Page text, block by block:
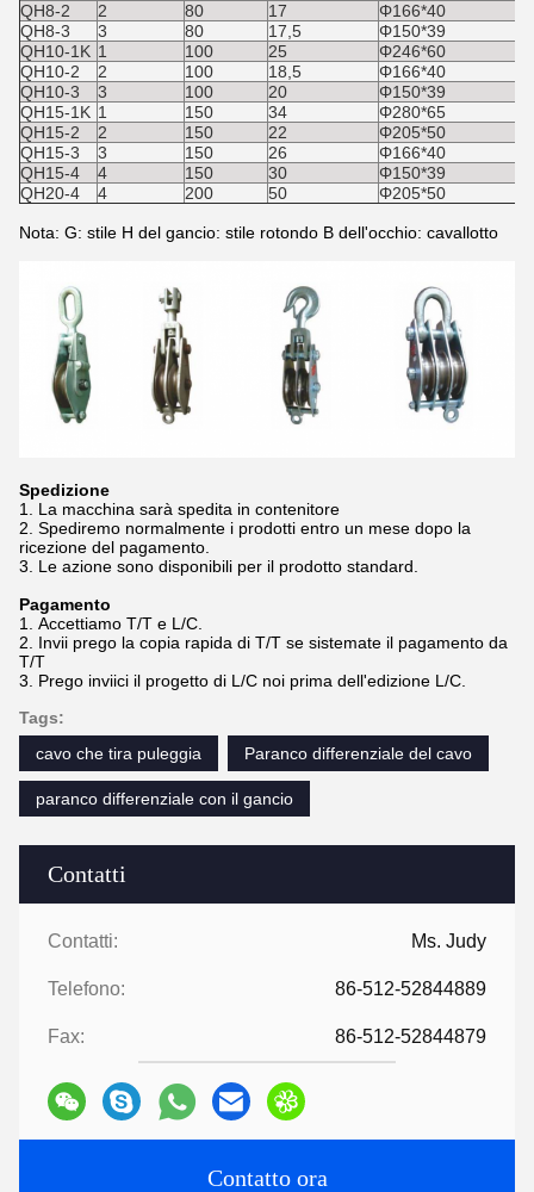
Contatti
Contatti: Ms. Judy
Telefono: 86-512-52844889
Fax: 86-512-52844879
Contatto ora
QH8-2 2 80 17
Φ166*40
QH8-3
3 80 17,5
Φ150*39
QH10-1K 1 100 25
Φ246*60
QH10-2
2 100 18,5
Φ166*40
QH10-3
3 100 20
Φ150*39
QH15-1K 1 150 34
Φ280*65
QH15-2
2 150 22
Φ205*50
QH15-3
3 150 26
Φ166*40
QH15-4
4 150 30
Φ150*39
QH20-4
4 200 50 Φ205*50
Nota: G: stile H del gancio: stile rotondo B dell'occhio: cavallotto
Spedizione
1. La macchina sarà spedita in contenitore
2. Spediremo normalmente i prodotti entro un mese dopo la
ricezione del pagamento.
3. Le azione sono disponibili per il prodotto standard.
Pagamento
1. Accettiamo T/T e L/C.
2. Invii prego la copia rapida di T/T se sistemate il pagamento da
T/T
3. Prego inviici il progetto di L/C noi prima dell'edizione L/C.
Tags:
cavo che tira puleggia
Paranco differenziale del cavo
paranco differenziale con il gancio